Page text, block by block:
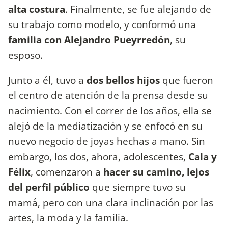
alta costura. Finalmente, se fue alejando de
su trabajo como modelo, y conformó una
familia con Alejandro Pueyrredón, su
esposo.
Junto a él, tuvo a dos bellos hijos que fueron
el centro de atención de la prensa desde su
nacimiento. Con el correr de los años, ella se
alejó de la mediatización y se enfocó en su
nuevo negocio de joyas hechas a mano. Sin
embargo, los dos, ahora, adolescentes, Cala y
Félix, comenzaron a hacer su camino, lejos
del perfil público que siempre tuvo su
mamá, pero con una clara inclinación por las
artes, la moda y la familia.